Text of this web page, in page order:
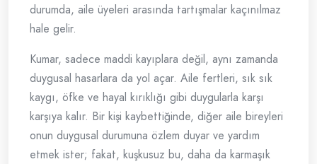
durumda, aile üyeleri arasında tartışmalar kaçınılmaz
hale gelir.
Kumar, sadece maddi kayıplara değil, aynı zamanda
duygusal hasarlara da yol açar. Aile fertleri, sık sık
kaygı, öfke ve hayal kırıklığı gibi duygularla karşı
karşıya kalır. Bir kişi kaybettiğinde, diğer aile bireyleri
onun duygusal durumuna özlem duyar ve yardım
etmek ister; fakat, kuşkusuz bu, daha da karmaşık